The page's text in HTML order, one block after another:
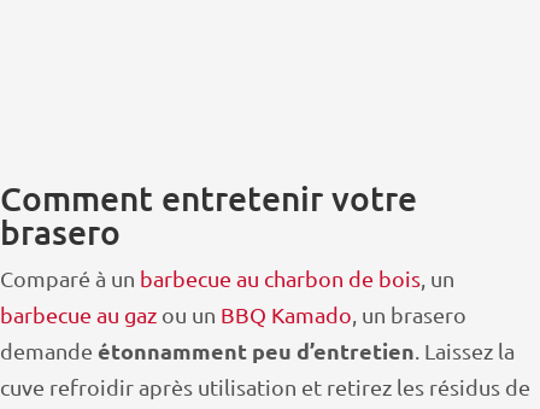
Comment entretenir votre
brasero
Comparé à un barbecue au charbon de bois , un
barbecue au gaz ou un BBQ Kamado , un brasero
demande étonnamment peu d’entretien . Laissez la
cuve refroidir après utilisation et retirez les résidus de